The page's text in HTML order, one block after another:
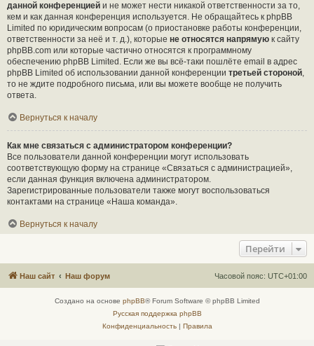
данной конференцией и не может нести никакой ответственности за то,
кем и как данная конференция используется. Не обращайтесь к phpBB
Limited по юридическим вопросам (о приостановке работы конференции,
ответственности за неё и т. д.), которые не относятся напрямую к сайту
phpBB.com или которые частично относятся к программному
обеспечению phpBB Limited. Если же вы всё-таки пошлёте email в адрес
phpBB Limited об использовании данной конференции третьей стороной,
то не ждите подробного письма, или вы можете вообще не получить
ответа.
Вернуться к началу
Как мне связаться с администратором конференции?
Все пользователи данной конференции могут использовать
соответствующую форму на странице «Связаться с администрацией»,
если данная функция включена администратором.
Зарегистрированные пользователи также могут воспользоваться
контактами на странице «Наша команда».
Вернуться к началу
Перейти
Наш сайт Наш форум Часовой пояс: UTC+01:00
Создано на основе phpBB® Forum Software © phpBB Limited
Русская поддержка phpBB
Конфиденциальность| Правила